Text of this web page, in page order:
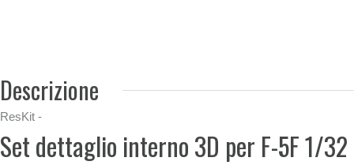
Descrizione
ResKit -
Set dettaglio interno 3D per F-5F 1/32